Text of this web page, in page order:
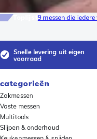
Toplijst9 messen die
Snelle levering uit eigen
voorraad
categorieën
Zakmessen
Vaste messen
Multitools
Slijpen & onderhoud